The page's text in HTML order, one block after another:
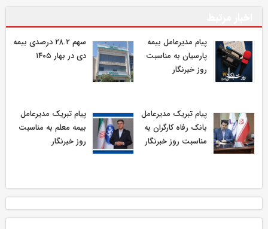
پیام مدیرعامل بیمه
پارسیان به مناسبت
روز خبرنگار
سهم ۲۸.۲ درصدی بیمه
دی در بهار ۱۴۰۵
پیام تبریک مدیرعامل
بانک رفاه کارگران به
مناسبت روز خبرنگار
پیام تبریک مدیرعامل
بیمه معلم به مناسبت
روز خبرنگار